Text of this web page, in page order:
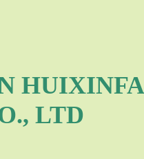
HUIXINFA
LTD